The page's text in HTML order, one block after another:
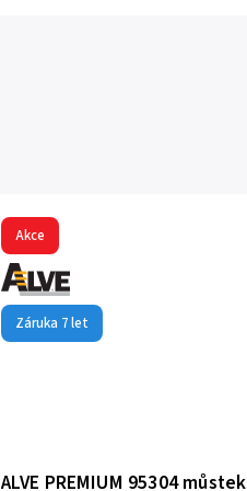
Akce
Záruka 7 let
ALVE PREMIUM 95304 můstek